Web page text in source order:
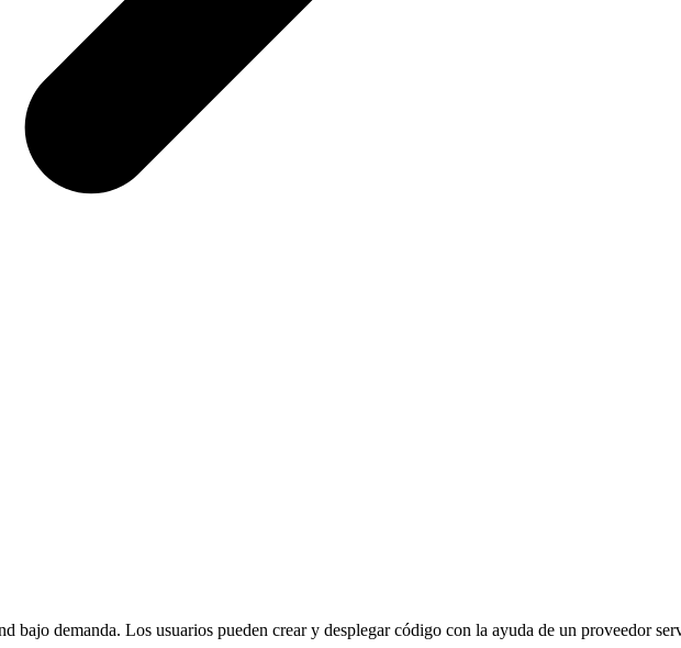
bajo demanda. Los usuarios pueden crear y desplegar código con la ayuda de un proveedor